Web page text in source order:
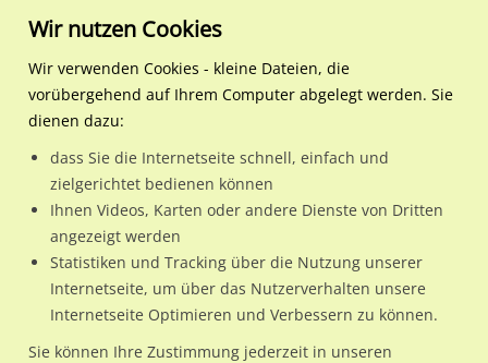
Regionale Plakatwerbung
Mecklenburg-
Stralsund, Hansestadt
Demminer Str./
Nutze günstige Werbemöglichkeiten am Standort Demminer
Str./Viermorgen/We.re.im Ortsteil Grünhufe)in Stralsund,
Wir nutzen Cookies
Wir verwenden Cookies - kleine Dateien, die
vorübergehend auf Ihrem Computer abgelegt werden. Sie
dienen dazu:
dass Sie die Internetseite schnell, einfach und
zielgerichtet bedienen können
Ihnen Videos, Karten oder andere Dienste von Dritten
angezeigt werden
Statistiken und Tracking über die Nutzung unserer
Internetseite, um über das Nutzerverhalten unsere
Internetseite Optimieren und Verbessern zu können.
Sie können Ihre Zustimmung jederzeit in unseren